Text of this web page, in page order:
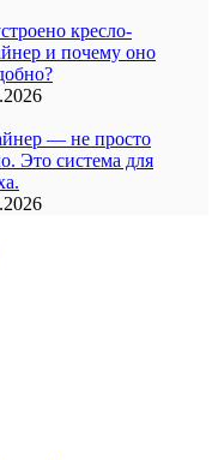
кресло-
и почему оно
— не просто
Это система для